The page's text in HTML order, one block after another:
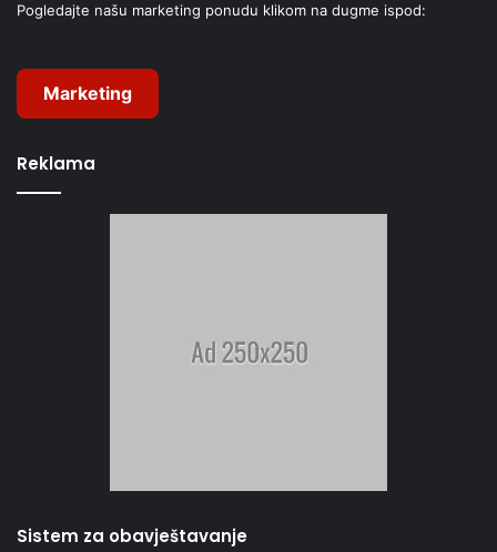
Pogledajte našu marketing ponudu klikom na dugme ispod:
Marketing
Reklama
Sistem za obavještavanje